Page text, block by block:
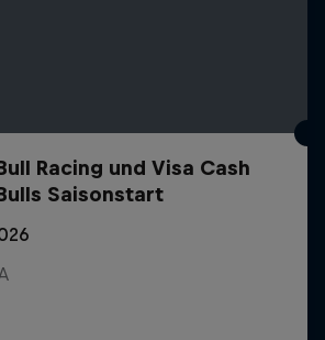
Racing und Visa Cash
Saisonstart